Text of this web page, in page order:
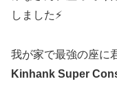
しました⚡️
我が家で最強の座に
Kinhank Super